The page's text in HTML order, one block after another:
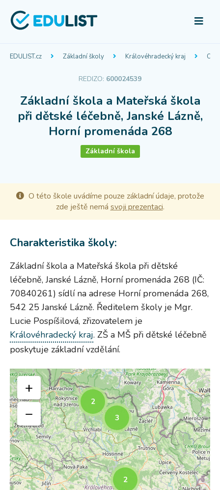
EDULIST.cz Základní školy Královéhradecký kraj
REDIZO: 600024539
Základní škola a Mateřská škola
při dětské léčebně, Janské Lázně,
Horní promenáda 268
Základní škola
O této škole uvádíme pouze základní údaje, protože
zde ještě nemá svoji prezentaci.
Charakteristika školy:
Základní škola a Mateřská škola při dětské
léčebně, Janské Lázně, Horní promenáda 268 (IČ:
70840261) sídlí na adrese Horní promenáda 268,
542 25 Janské Lázně. Ředitelem školy je Mgr.
Lucie Pospíšilová, zřizovatelem je
Královéhradecký kraj. ZŠ a MŠ při dětské léčebně
poskytuje základní vzdělání.
2
2
3
+
−